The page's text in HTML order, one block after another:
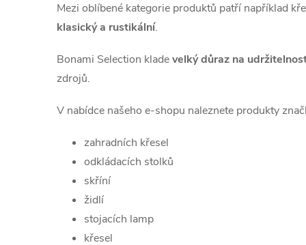
Mezi oblíbené kategorie produktů patří například
klasický a rustikální.
Bonami Selection kladevelký důraz na
zdrojů.
V nabídce našeho e-shopu naleznete produkty
zahradních křesel
odkládacích stolků
skříní
židlí
stojacích lamp
křesel